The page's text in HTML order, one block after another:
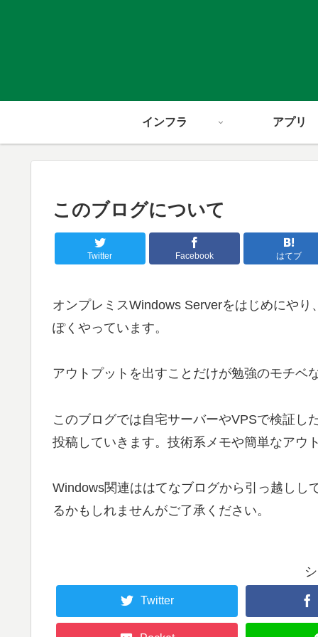
インフラ アプリ
このブログについて
Twitter Facebook はてブ
オンプレミスWindows Serverをはじめにや
ぽくやっています。
アウトプットを出すことだけが勉強のモチベ
このブログでは自宅サーバーやVPSで検証し
投稿していきます。技術系メモや簡単なアウ
Windows関連ははてなブログから引っ越しし
るかもしれませんがご了承ください。
Twitter